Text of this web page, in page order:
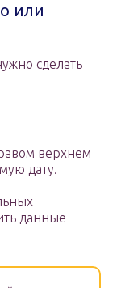
или
сделать
верхнем
дату.
данные